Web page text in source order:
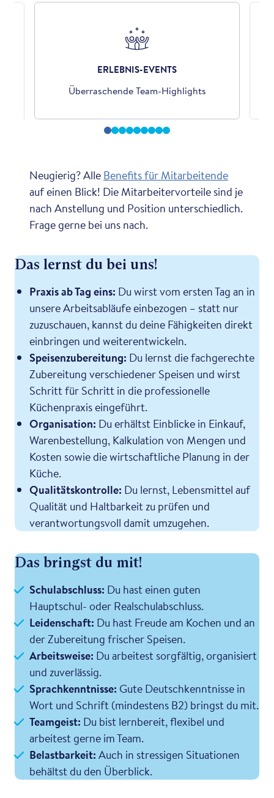
ERLEBNIS-EVENTS
Überraschende Team-Highlights
Neugierig? AlleBenefits für Mitarbeitende
auf einen Blick! Die Mitarbeitervorteile sind je
nach Anstellung und Position unterschiedlich.
Frage gerne bei uns nach.
Das lernst du bei uns!
Praxis ab Tag eins: Du wirst vom ersten Tag an in
unsere Arbeitsabläufe einbezogen – statt nur
zuzuschauen, kannst du deine Fähigkeiten direkt
einbringen und weiterentwickeln.
Speisenzubereitung: Du lernst die fachgerechte
Zubereitung verschiedener Speisen und wirst
Schritt für Schritt in die professionelle
Küchenpraxis eingeführt.
Organisation: Du erhältst Einblicke in Einkauf,
Warenbestellung, Kalkulation von Mengen und
Kosten sowie die wirtschaftliche Planung in der
Küche.
Qualitätskontrolle: Du lernst, Lebensmittel auf
Qualität und Haltbarkeit zu prüfen und
verantwortungsvoll damit umzugehen.
Das bringst du mit!
Schulabschluss: Du hast einen guten
Hauptschul- oder Realschulabschluss.
Leidenschaft: Du hast Freude am Kochen und an
der Zubereitung frischer Speisen.
Arbeitsweise: Du arbeitest sorgfältig, organisiert
und zuverlässig.
Sprachkenntnisse: Gute Deutschkenntnisse in
Wort und Schrift (mindestens B2) bringst du mit.
Teamgeist: Du bist lernbereit, flexibel und
arbeitest gerne im Team.
Belastbarkeit:Auch in stressigen Situationen
behältst du den Überblick.